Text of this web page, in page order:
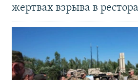
жертвах взрыва в